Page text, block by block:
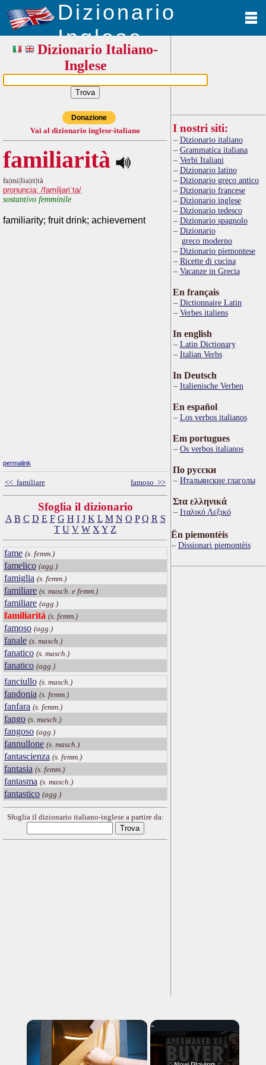
Dizionario
Inglese
Dizionario Italiano-
Inglese
Donazione
Vai al dizionario inglese-italiano
familiarità
fa|mi|lia|ri|tà
pronuncia: /familjariˈta/
sostantivo femminile
familiarity; fruit drink; achievement
permalink
<< familiare famoso >>
Sfoglia il dizionario
A B C D E F G H I J K L M N O P Q R S
T U V W X Y Z
fame (s. femm.)
famelico (agg.)
famiglia (s. femm.)
familiare (s. masch. e femm.)
familiare (agg.)
familiarità (s. femm.)
famoso (agg.)
fanale (s. masch.)
fanatico (s. masch.)
fanatico (agg.)
fanciullo (s. masch.)
fandonia (s. femm.)
fanfara (s. femm.)
fango (s. masch.)
fangoso (agg.)
fannullone (s. masch.)
fantascienza (s. femm.)
fantasia (s. femm.)
fantasma (s. masch.)
fantastico (agg.)
Sfoglia il dizionario italiano-inglese a partire da:
I nostri siti:
Dizionario italiano
Grammatica italiana
Verbi Italiani
Dizionario latino
Dizionario greco antico
Dizionario francese
Dizionario inglese
Dizionario tedesco
Dizionario spagnolo
Dizionario
greco moderno
Dizionario piemontese
Ricette di cucina
Vacanze in Grecia
En français
Dictionnaire Latin
Verbes italiens
In english
Latin Dictionary
Italian Verbs
In Deutsch
Italienische Verben
En español
Los verbos italianos
Em portugues
Os verbos italianos
По русски
Итальянские глаголы
Στα ελληνικά
Ιταλικό Λεξικό
Ën piemontèis
Dissionari piemontèis
×